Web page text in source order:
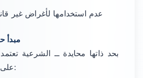
عدم استخدامها لأغراض غير
3. مبدأ
على كيفية استخدامها: